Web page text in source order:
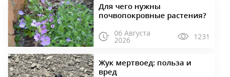
Для чего нужны
почвопокровные растения?
06 Августа
2026 1231
Жук мертвоед: польза и
вред